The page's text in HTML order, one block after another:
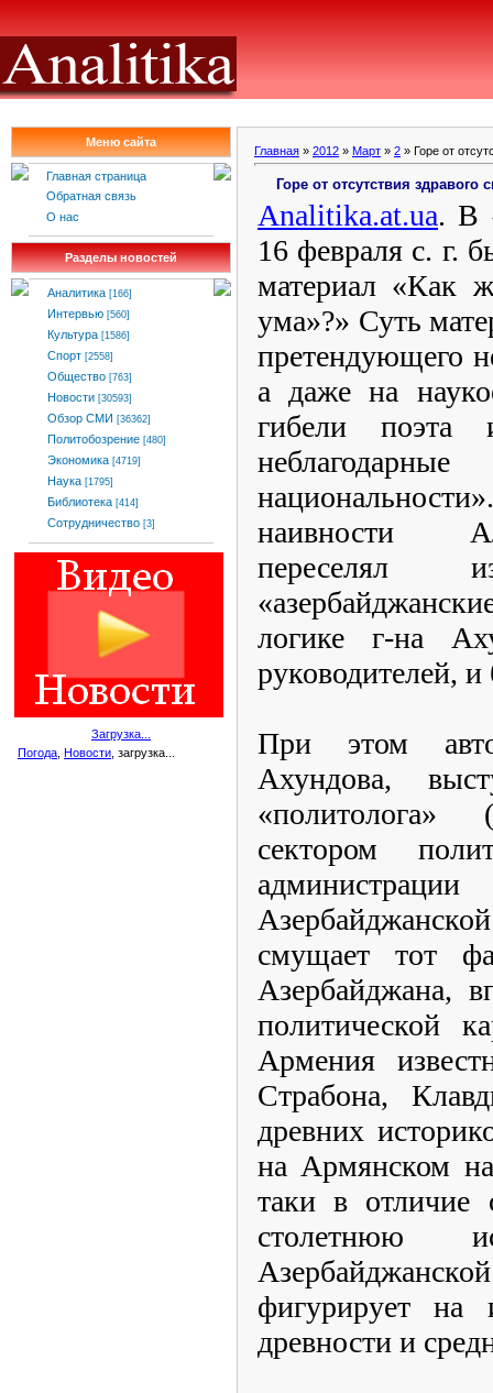
Меню сайта
Главная страница
Обратная связь
О нас
Разделы новостей
Аналитика [166]
Интервью [560]
Культура [1586]
Спорт [2558]
Общество [763]
Новости [30593]
Обзор СМИ [36362]
Политобозрение [480]
Экономика [4719]
Наука [1795]
Библиотека [414]
Сотрудничество [3]
Загрузка...
Погода Новости , загрузка...
Главная » 2012 » Март » 2 » Горе от
Горе от отсутствия здравого
Analitika.at.ua. В
16 февраля с. г.
материал «Как
ума»?» Суть
претендующего
а даже на
гибели поэта
наивности
логике г-на
руководителей,
При этом
Ахундова,
«политолога»
сектором
смущает тот
Азербайджана,
политической
Армения
Страбона,
древних
на Армянском
таки в
столетнюю
фигурирует на
древности и